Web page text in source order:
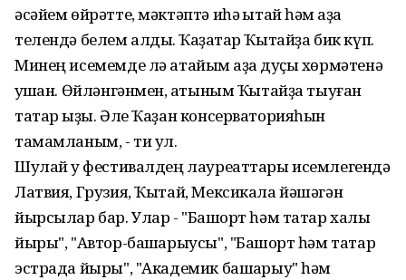
әсәйем өйрәтте, мәктәптә иһә ҡытай һәм ҡаҙаҡ
телендә белем алдыҡ. Ҡаҙаҡтар Ҡытайҙа бик күп.
Минең исемемде лә атайым ҡаҙаҡ дуҫы хөрмәтенә
ҡушҡан. Өйләнгәнмен, ҡатыным Ҡытайҙа тыуған
татар ҡыҙы. Әле Ҡаҙан консерваторияһын
тамамланым, - ти ул.
Шулай уҡ фестивалдең лауреаттары исемлегендә
Латвия, Грузия, Ҡытай, Мексикала йәшәгән
йырсылар бар. Улар - "Башҡорт һәм татар халыҡ
йыры", "Автор-башҡарыусы", "Башҡорт һәм татар
эстрада йыры", "Академик башҡарыу" һәм